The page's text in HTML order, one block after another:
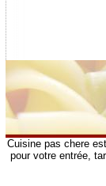
Cuisine pas chere
pour votre entrée,